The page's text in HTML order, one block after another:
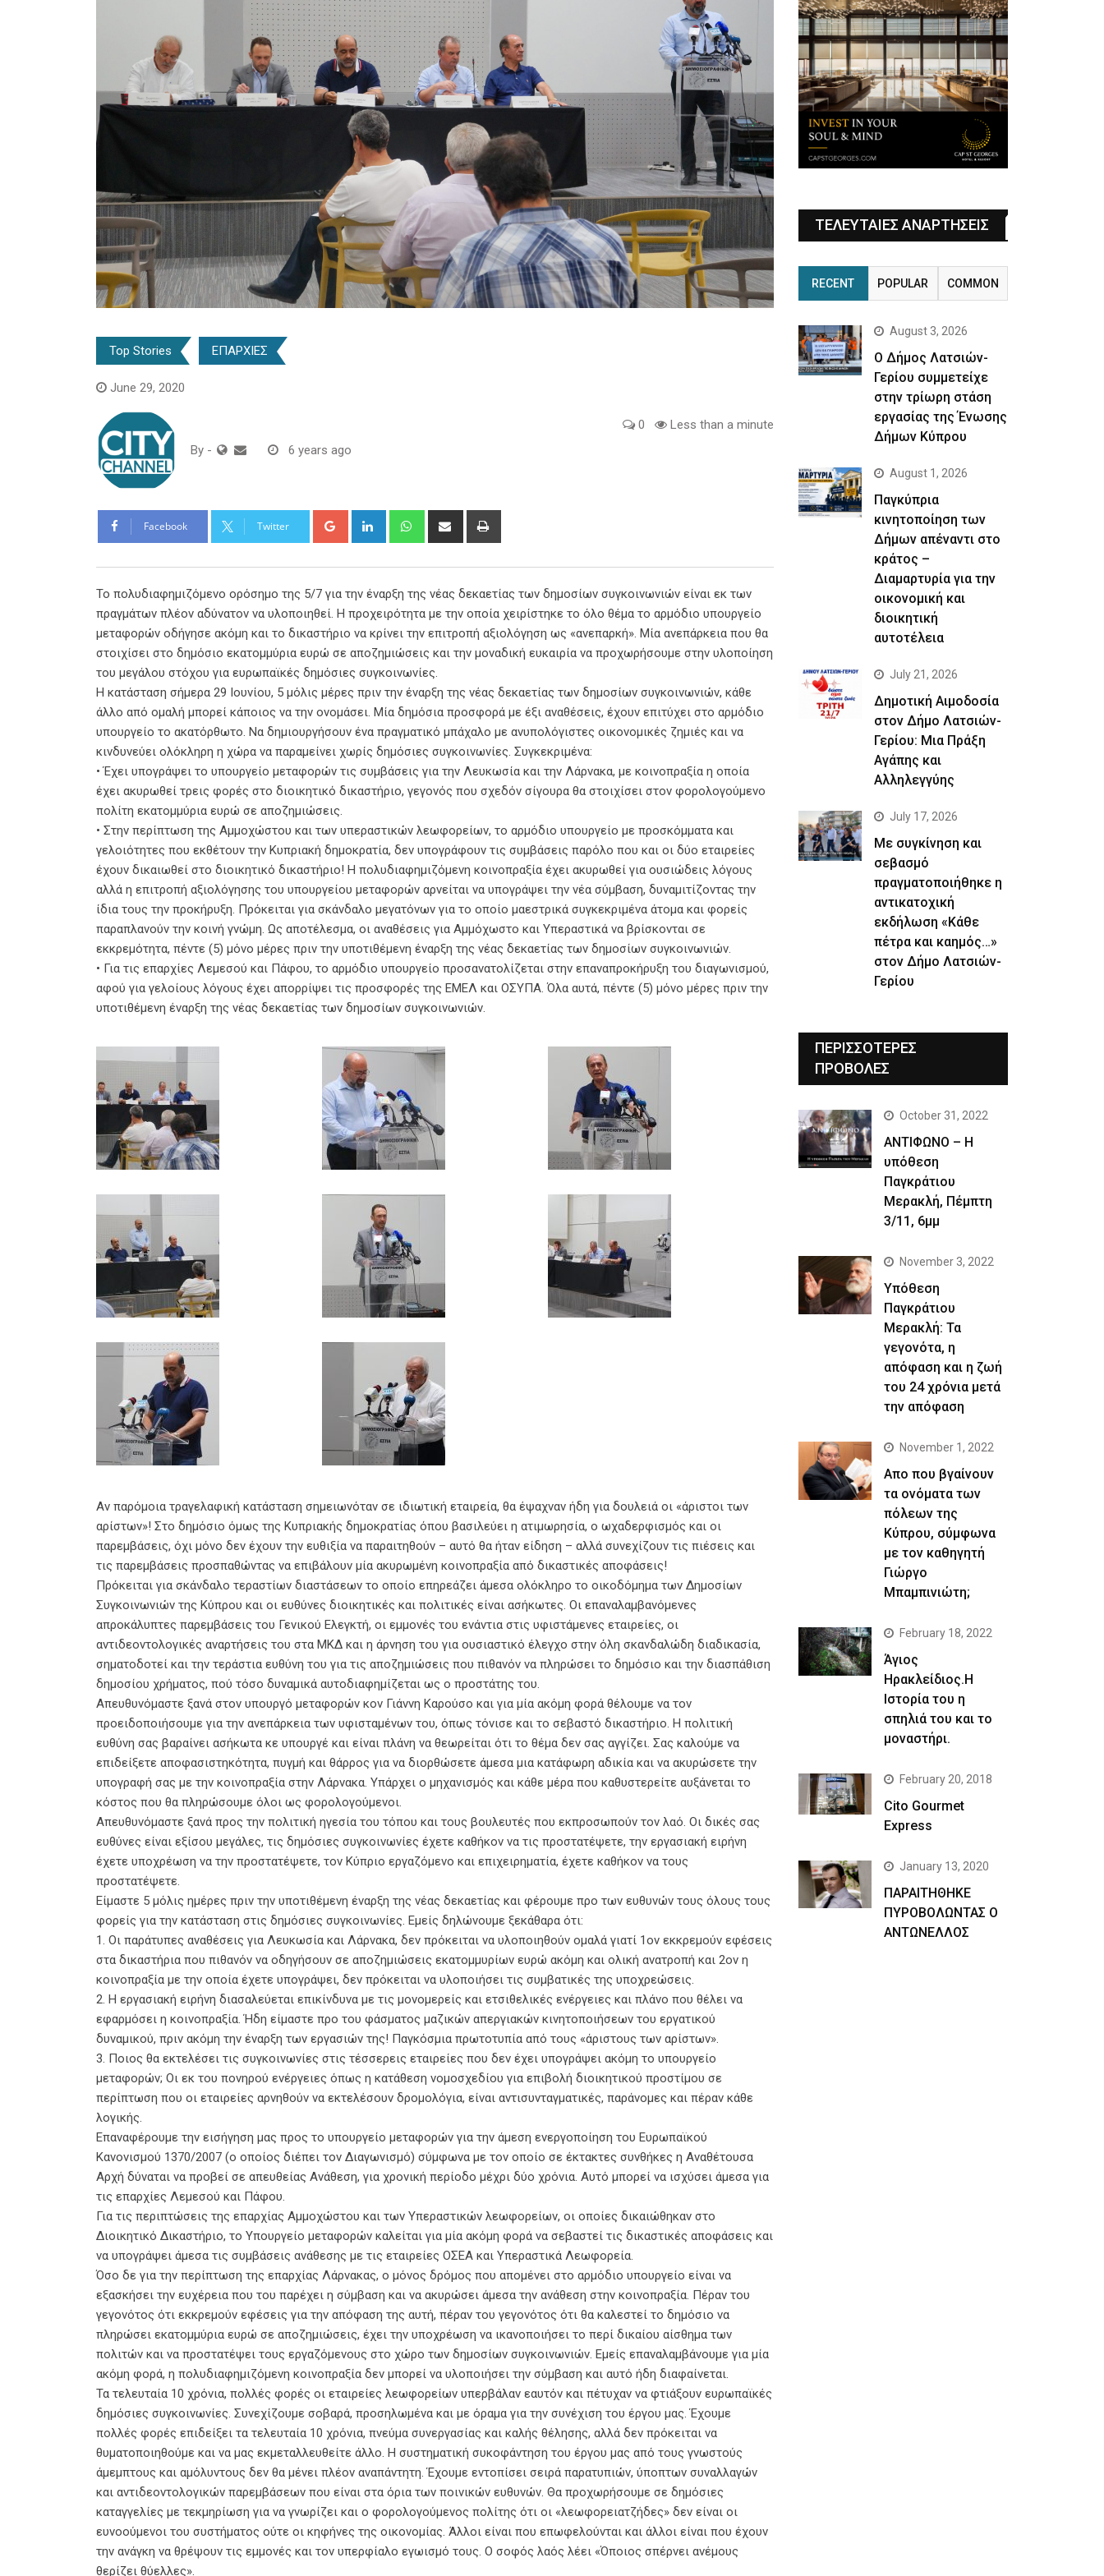
Top Stories ΕΠΑΡΧΙΕΣ
June 29, 2020
By - 6 years ago
0 Less than a minute
Facebook Twitter Google+ LinkedIn WhatsappShare
Το πολυδιαφημιζόμενο ορόσημο της 5/7 για την έναρξη της νέας δεκαετίας των δημοσίων συγκοινωνιών είναι εκ των
πραγμάτων πλέον αδύνατον να υλοποιηθεί. Η προχειρότητα με την οποία χειρίστηκε το όλο θέμα το αρμόδιο υπουργείο
μεταφορών οδήγησε ακόμη και το δικαστήριο να κρίνει την επιτροπή αξιολόγηση ως «ανεπαρκή». Μία ανεπάρκεια που θα
στοιχίσει στο δημόσιο εκατομμύρια ευρώ σε αποζημιώσεις και την μοναδική ευκαιρία να προχωρήσουμε στην υλοποίηση
του μεγάλου στόχου για ευρωπαϊκές δημόσιες συγκοινωνίες.
Η κατάσταση σήμερα 29 Ιουνίου, 5 μόλις μέρες πριν την έναρξη της νέας δεκαετίας των δημοσίων συγκοινωνιών, κάθε
άλλο από ομαλή μπορεί κάποιος να την ονομάσει. Μία δημόσια προσφορά με έξι αναθέσεις, έχουν επιτύχει στο αρμόδιο
υπουργείο το ακατόρθωτο. Να δημιουργήσουν ένα πραγματικό μπάχαλο με ανυπολόγιστες οικονομικές ζημιές και να
κινδυνεύει ολόκληρη η χώρα να παραμείνει χωρίς δημόσιες συγκοινωνίες. Συγκεκριμένα:
• Έχει υπογράψει το υπουργείο μεταφορών τις συμβάσεις για την Λευκωσία και την Λάρνακα, με κοινοπραξία η οποία
έχει ακυρωθεί τρεις φορές στο διοικητικό δικαστήριο, γεγονός που σχεδόν σίγουρα θα στοιχίσει στον φορολογούμενο
πολίτη εκατομμύρια ευρώ σε αποζημιώσεις.
• Στην περίπτωση της Αμμοχώστου και των υπεραστικών λεωφορείων, το αρμόδιο υπουργείο με προσκόμματα και
γελοιότητες που εκθέτουν την Κυπριακή δημοκρατία, δεν υπογράφουν τις συμβάσεις παρόλο που και οι δύο εταιρείες
έχουν δικαιωθεί στο διοικητικό δικαστήριο! Η πολυδιαφημιζόμενη κοινοπραξία έχει ακυρωθεί για ουσιώδεις λόγους
αλλά η επιτροπή αξιολόγησης του υπουργείου μεταφορών αρνείται να υπογράψει την νέα σύμβαση, δυναμιτίζοντας την
ίδια τους την προκήρυξη. Πρόκειται για σκάνδαλο μεγατόνων για το οποίο μαεστρικά συγκεκριμένα άτομα και φορείς
παραπλανούν την κοινή γνώμη. Ως αποτέλεσμα, οι αναθέσεις για Αμμόχωστο και Υπεραστικά να βρίσκονται σε
εκκρεμότητα, πέντε (5) μόνο μέρες πριν την υποτιθέμενη έναρξη της νέας δεκαετίας των δημοσίων συγκοινωνιών.
• Για τις επαρχίες Λεμεσού και Πάφου, το αρμόδιο υπουργείο προσανατολίζεται στην επαναπροκήρυξη του διαγωνισμού,
αφού για γελοίους λόγους έχει απορρίψει τις προσφορές της ΕΜΕΛ και ΟΣΥΠΑ. Όλα αυτά, πέντε (5) μόνο μέρες πριν την
υποτιθέμενη έναρξη της νέας δεκαετίας των δημοσίων συγκοινωνιών.
Αν παρόμοια τραγελαφική κατάσταση σημειωνόταν σε ιδιωτική εταιρεία, θα έψαχναν ήδη για δουλειά οι «άριστοι των
αρίστων»! Στο δημόσιο όμως της Κυπριακής δημοκρατίας όπου βασιλεύει η ατιμωρησία, ο ωχαδερφισμός και οι
παρεμβάσεις, όχι μόνο δεν έχουν την ευθιξία να παραιτηθούν – αυτό θα ήταν είδηση – αλλά συνεχίζουν τις πιέσεις και
τις παρεμβάσεις προσπαθώντας να επιβάλουν μία ακυρωμένη κοινοπραξία από δικαστικές αποφάσεις!
Πρόκειται για σκάνδαλο τεραστίων διαστάσεων το οποίο επηρεάζει άμεσα ολόκληρο το οικοδόμημα των Δημοσίων
Συγκοινωνιών της Κύπρου και οι ευθύνες διοικητικές και πολιτικές είναι ασήκωτες. Οι επαναλαμβανόμενες
απροκάλυπτες παρεμβάσεις του Γενικού Ελεγκτή, οι εμμονές του ενάντια στις υφιστάμενες εταιρείες, οι
αντιδεοντολογικές αναρτήσεις του στα ΜΚΔ και η άρνηση του για ουσιαστικό έλεγχο στην όλη σκανδαλώδη διαδικασία,
σηματοδοτεί και την τεράστια ευθύνη του για τις αποζημιώσεις που πιθανόν να πληρώσει το δημόσιο και την διασπάθιση
δημοσίου χρήματος, πού τόσο δυναμικά αυτοδιαφημίζεται ως ο προστάτης του.
Απευθυνόμαστε ξανά στον υπουργό μεταφορών κον Γιάννη Καρούσο και για μία ακόμη φορά θέλουμε να τον
προειδοποιήσουμε για την ανεπάρκεια των υφισταμένων του, όπως τόνισε και το σεβαστό δικαστήριο. Η πολιτική
ευθύνη σας βαραίνει ασήκωτα κε υπουργέ και είναι πλάνη να θεωρείται ότι το θέμα δεν σας αγγίζει. Σας καλούμε να
επιδείξετε αποφασιστηκότητα, πυγμή και θάρρος για να διορθώσετε άμεσα μια κατάφωρη αδικία και να ακυρώσετε την
υπογραφή σας με την κοινοπραξία στην Λάρνακα. Υπάρχει ο μηχανισμός και κάθε μέρα που καθυστερείτε αυξάνεται το
κόστος που θα πληρώσουμε όλοι ως φορολογούμενοι.
Απευθυνόμαστε ξανά προς την πολιτική ηγεσία του τόπου και τους βουλευτές που εκπροσωπούν τον λαό. Οι δικές σας
ευθύνες είναι εξίσου μεγάλες, τις δημόσιες συγκοινωνίες έχετε καθήκον να τις προστατέψετε, την εργασιακή ειρήνη
έχετε υποχρέωση να την προστατέψετε, τον Κύπριο εργαζόμενο και επιχειρηματία, έχετε καθήκον να τους
προστατέψετε.
Είμαστε 5 μόλις ημέρες πριν την υποτιθέμενη έναρξη της νέας δεκαετίας και φέρουμε προ των ευθυνών τους όλους τους
φορείς για την κατάσταση στις δημόσιες συγκοινωνίες. Εμείς δηλώνουμε ξεκάθαρα ότι:
1. Οι παράτυπες αναθέσεις για Λευκωσία και Λάρνακα, δεν πρόκειται να υλοποιηθούν ομαλά γιατί 1ον εκκρεμούν εφέσεις
στα δικαστήρια που πιθανόν να οδηγήσουν σε αποζημιώσεις εκατομμυρίων ευρώ ακόμη και ολική ανατροπή και 2ον η
κοινοπραξία με την οποία έχετε υπογράψει, δεν πρόκειται να υλοποιήσει τις συμβατικές της υποχρεώσεις.
2. Η εργασιακή ειρήνη διασαλεύεται επικίνδυνα με τις μονομερείς και ετσιθελικές ενέργειες και πλάνο που θέλει να
εφαρμόσει η κοινοπραξία. Ήδη είμαστε προ του φάσματος μαζικών απεργιακών κινητοποιήσεων του εργατικού
δυναμικού, πριν ακόμη την έναρξη των εργασιών της! Παγκόσμια πρωτοτυπία από τους «άριστους των αρίστων».
3. Ποιος θα εκτελέσει τις συγκοινωνίες στις τέσσερεις εταιρείες που δεν έχει υπογράψει ακόμη το υπουργείο
μεταφορών; Οι εκ του πονηρού ενέργειες όπως η κατάθεση νομοσχεδίου για επιβολή διοικητικού προστίμου σε
περίπτωση που οι εταιρείες αρνηθούν να εκτελέσουν δρομολόγια, είναι αντισυνταγματικές, παράνομες και πέραν κάθε
λογικής.
Επαναφέρουμε την εισήγηση μας προς το υπουργείο μεταφορών για την άμεση ενεργοποίηση του Ευρωπαϊκού
Κανονισμού 1370/2007 (ο οποίος διέπει τον Διαγωνισμό) σύμφωνα με τον οποίο σε έκτακτες συνθήκες η Αναθέτουσα
Αρχή δύναται να προβεί σε απευθείας Ανάθεση, για χρονική περίοδο μέχρι δύο χρόνια. Αυτό μπορεί να ισχύσει άμεσα για
τις επαρχίες Λεμεσού και Πάφου.
Για τις περιπτώσεις της επαρχίας Αμμοχώστου και των Υπεραστικών λεωφορείων, οι οποίες δικαιώθηκαν στο
Διοικητικό Δικαστήριο, το Υπουργείο μεταφορών καλείται για μία ακόμη φορά να σεβαστεί τις δικαστικές αποφάσεις και
να υπογράψει άμεσα τις συμβάσεις ανάθεσης με τις εταιρείες ΟΣΕΑ και Υπεραστικά Λεωφορεία.
Όσο δε για την περίπτωση της επαρχίας Λάρνακας, ο μόνος δρόμος που απομένει στο αρμόδιο υπουργείο είναι να
εξασκήσει την ευχέρεια που του παρέχει η σύμβαση και να ακυρώσει άμεσα την ανάθεση στην κοινοπραξία. Πέραν του
γεγονότος ότι εκκρεμούν εφέσεις για την απόφαση της αυτή, πέραν του γεγονότος ότι θα καλεστεί το δημόσιο να
πληρώσει εκατομμύρια ευρώ σε αποζημιώσεις, έχει την υποχρέωση να ικανοποιήσει το περί δικαίου αίσθημα των
πολιτών και να προστατέψει τους εργαζόμενους στο χώρο των δημοσίων συγκοινωνιών. Εμείς επαναλαμβάνουμε για μία
ακόμη φορά, η πολυδιαφημιζόμενη κοινοπραξία δεν μπορεί να υλοποιήσει την σύμβαση και αυτό ήδη διαφαίνεται.
Τα τελευταία 10 χρόνια, πολλές φορές οι εταιρείες λεωφορείων υπερβάλαν εαυτόν και πέτυχαν να φτιάξουν ευρωπαϊκές
δημόσιες συγκοινωνίες. Συνεχίζουμε σοβαρά, προσηλωμένα και με όραμα για την συνέχιση του έργου μας. Έχουμε
πολλές φορές επιδείξει τα τελευταία 10 χρόνια, πνεύμα συνεργασίας και καλής θέλησης, αλλά δεν πρόκειται να
θυματοποιηθούμε και να μας εκμεταλλευθείτε άλλο. Η συστηματική συκοφάντηση του έργου μας από τους γνωστούς
άμεμπτους και αμόλυντους δεν θα μένει πλέον αναπάντητη. Έχουμε εντοπίσει σειρά παρατυπιών, ύποπτων συναλλαγών
και αντιδεοντολογικών παρεμβάσεων που είναι στα όρια των ποινικών ευθυνών. Θα προχωρήσουμε σε δημόσιες
καταγγελίες με τεκμηρίωση για να γνωρίζει και ο φορολογούμενος πολίτης ότι οι «λεωφορειατζήδες» δεν είναι οι
ευνοούμενοι του συστήματος ούτε οι κηφήνες της οικονομίας. Άλλοι είναι που επωφελούνται και άλλοι είναι που έχουν
την ανάγκη να θρέψουν τις εμμονές και τον υπερφίαλο εγωισμό τους. Ο σοφός λαός λέει «Όποιος σπέρνει ανέμους
θερίζει θύελλες».
ΤΕΛΕΥΤΑΙΕΣ ΑΝΑΡΤΗΣΕΙΣ
RECENT POPULAR COMMON
August 3, 2026
Ο Δήμος Λατσιών-
Γερίου συμμετείχε
στην τρίωρη στάση
εργασίας της Ένωσης
Δήμων Κύπρου
August 1, 2026
Παγκύπρια
κινητοποίηση των
Δήμων απέναντι στο
κράτος –
Διαμαρτυρία για την
οικονομική και
διοικητική
αυτοτέλεια
July 21, 2026
Δημοτική Αιμοδοσία
στον Δήμο Λατσιών-
Γερίου: Μια Πράξη
Αγάπης και
Αλληλεγγύης
July 17, 2026
Με συγκίνηση και
σεβασμό
πραγματοποιήθηκε η
αντικατοχική
εκδήλωση «Κάθε
πέτρα και καημός…»
στον Δήμο Λατσιών-
Γερίου
ΠΕΡΙΣΣΟΤΕΡΕΣ
ΠΡΟΒΟΛΕΣ
October 31, 2022
ΑΝΤΙΦΩΝΟ – Η
υπόθεση
Παγκράτιου
Μερακλή, Πέμπτη
3/11, 6μμ
November 3, 2022
Yπόθεση
Παγκράτιου
Μερακλή: Τα
γεγονότα, η
απόφαση και η ζωή
του 24 χρόνια μετά
την απόφαση
November 1, 2022
Απο που βγαίνουν
τα ονόματα των
πόλεων της
Κύπρου, σύμφωνα
με τον καθηγητή
Γιώργο
Μπαμπινιώτη;
February 18, 2022
Άγιος
Ηρακλείδιος.Η
Ιστορία του η
σπηλιά του και το
μοναστήρι.
February 20, 2018
Cito Gourmet
Express
January 13, 2020
ΠΑΡΑΙΤΗΘΗΚΕ
ΠΥΡΟΒΟΛΩΝΤΑΣ Ο
ΑΝΤΩΝΕΛΛΟΣ